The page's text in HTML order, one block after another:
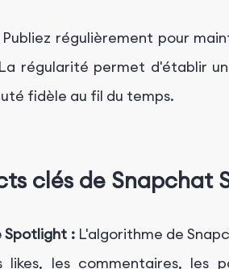
régulièrement pour
régularité permet d'établir
fidèle au fil du temps.
clés de Snapchat
Spotlight :L'algorithme de
likes, les commentaires, les